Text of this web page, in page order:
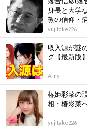
身長と大学
教の信仰・
yujitake226
収入源が謎
グ【最新版】
Aimy
椿姫彩菜の
相・椿彩菜
yujitake226